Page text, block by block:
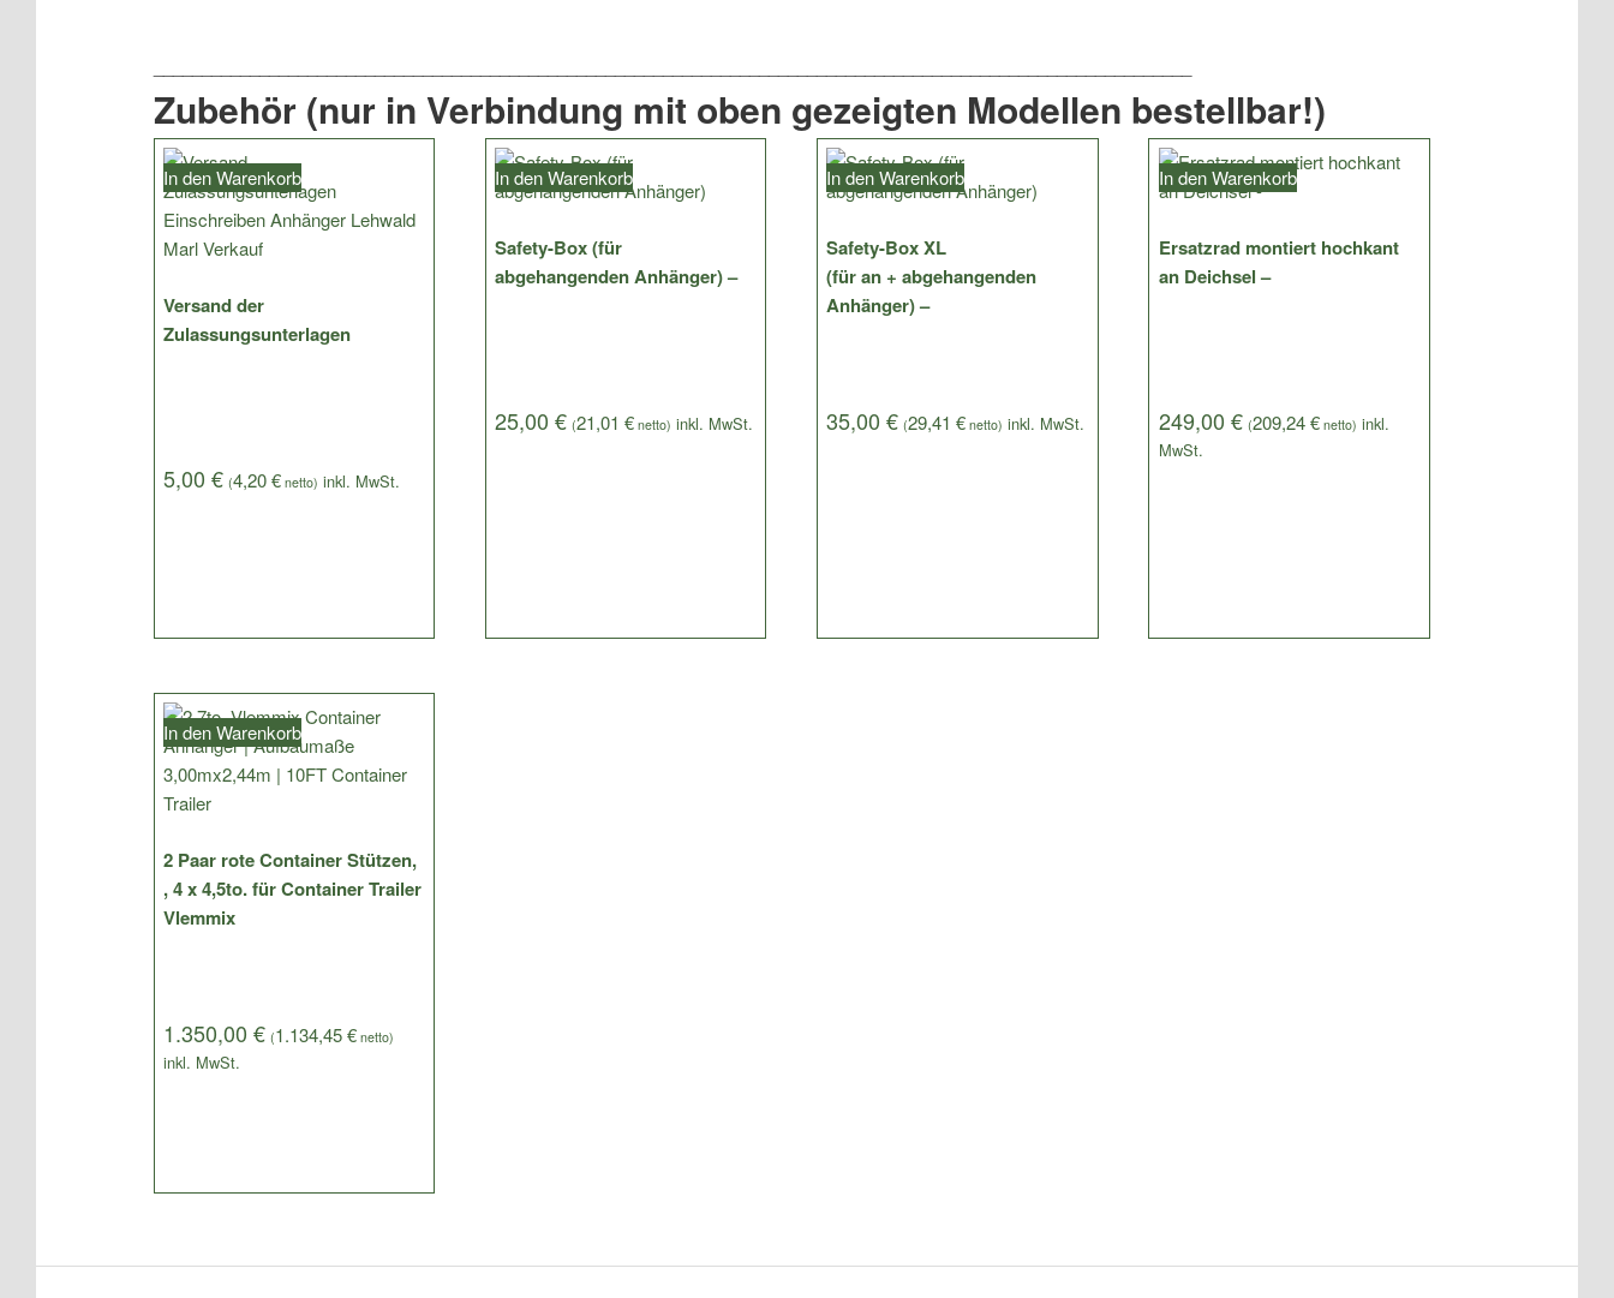
Zubehör (nur in Verbindung mit oben gezeigten Modellen bestellbar!)
Versand der
Zulassungsunterlagen
5,00€ (4,20€ netto)
In den Warenkorb
Safety-Box (für
abgehangenden Anhänger) –
25,00€ (21,01€ netto)
In den Warenkorb
Safety-Box XL
(für an + abgehangenden
Anhänger) –
35,00€ (29,41€ netto)
In den Warenkorb
Ersatzrad montiert hochkant
an Deichsel –
249,00 € (209,24€netto)
In den Warenkorb
2 Paar rote Container Stützen,
, 4 x 4,5to. für Container Trailer
Vlemmix
1.350,00€ (1.134,45€ netto)
In den Warenkorb